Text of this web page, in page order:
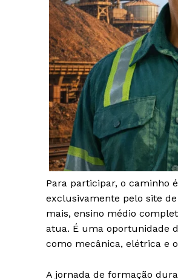
Para participar, o caminho
exclusivamente pelo site
mais, ensino médio
atua. É uma oportunidade
como mecânica, elétrica e
A jornada de formação